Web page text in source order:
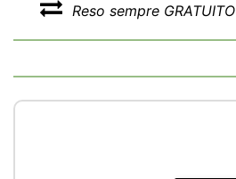
Reso sempre GRATUITO